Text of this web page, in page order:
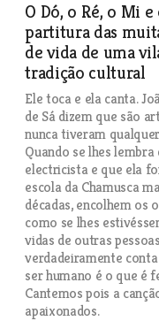
O Dó, o Ré, o Mi e
partitura das
de vida de uma
tradição cultural
Ele toca e ela canta.
de Sá dizem que são
nunca tiveram
Quando se lhes lembra
electricista e que ela
escola da Chamusca
décadas, encolhem os
como se lhes
vidas de outras
verdadeiramente
ser humano é o que é
Cantemos pois a
apaixonados.